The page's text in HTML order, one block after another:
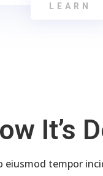
LEARN
It’s
eiusmod tempor